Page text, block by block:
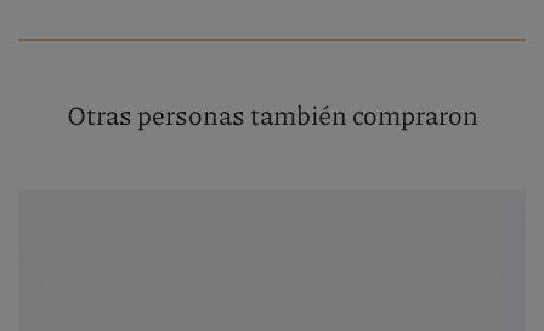
Otras personas también compraron